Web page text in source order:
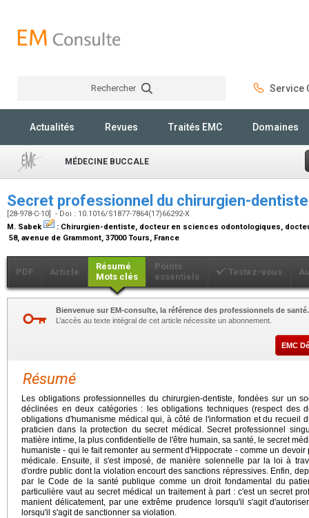
Rechercher Service
Actualités Revues Traités EMC Domaines
MÉDECINE BUCCALE
Secret professionnel du chirurgien-
[28-978-C-10] - Doi : 10.1016/S1877-7864(17)66292-X
M. Sabek
: Chirurgien-dentiste, docteur en sciences odontologiques,
58, avenue de Grammont, 37000 Tours, France
PDF Article
Résumé
Mots clés
Points
essentiels
Testez-vous
Bienvenue sur EM-consulte, la référence des professionnels de santé.
L’accès au texte intégral de cet article nécessite un abonnement.
EMC
Résumé
Les obligations professionnelles du chirurgien-dentiste, fondées sur un
déclinées en deux catégories : les obligations techniques (respect des
obligations d'humanisme médical qui, à côté de l'information et du recueil
praticien dans la protection du secret médical. Secret professionnel
matière intime, la plus confidentielle de l'être humain, sa santé, le secret
humaniste - qui le fait remonter au serment d'Hippocrate - comme un
médicale. Ensuite, il s'est imposé, de manière solennelle par la loi à
d'ordre public dont la violation encourt des sanctions répressives. Enfin,
par le Code de la santé publique comme un droit fondamental du
particulière vaut au secret médical un traitement à part : c'est un secret
manient délicatement, par une extrême prudence lorsqu'il s'agit
lorsqu'il s'agit de sanctionner sa violation.